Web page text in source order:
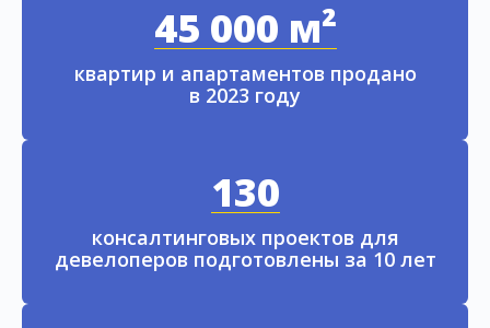
45 000 м²
квартир и апартаментов продано
в 2023 году
130
консалтинговых проектов для
девелоперов подготовлены за 10 лет